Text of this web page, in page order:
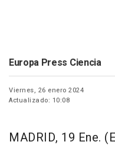
Europa Press Ciencia
Viernes, 26 enero 2024
Actualizado: 10:08
MADRID, 19 Ene.